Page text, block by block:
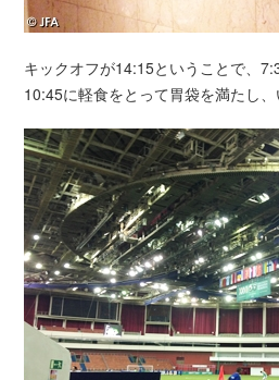
キックオフが14:15ということで、
10:45に軽食をとって胃袋を満たし、